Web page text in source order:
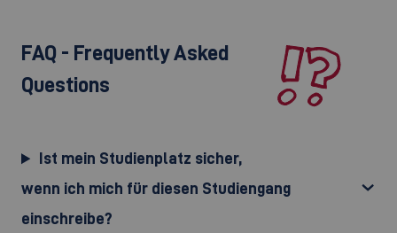
FAQ - Frequently Asked
Questions
Ist mein Studienplatz sicher,
wenn ich mich für diesen Studiengang
einschreibe?